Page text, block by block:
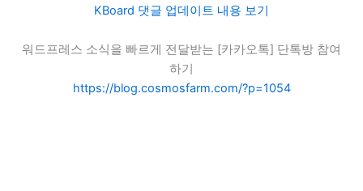
KBoard 댓글 업데이트 내용 보기
워드프레스 소식을 빠르게 전달받는 [카카오톡] 단톡방 참여
하기
https://blog.cosmosfarm.com/?p=1054